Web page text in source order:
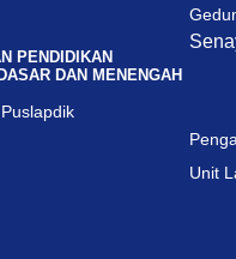
PENDIDIKAN
DAN MENENGAH
Unit